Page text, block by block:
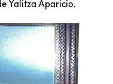
Yalitza Aparicio.